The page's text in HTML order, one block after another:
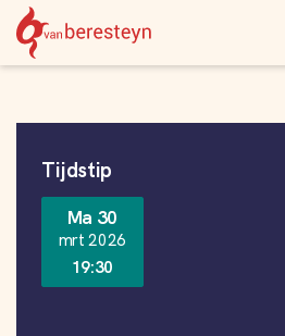
Navigatie
overslaan
Theater
vanBeresteyn
Informatie
Tijdstip
Ma 30
mrt 2026
19:30